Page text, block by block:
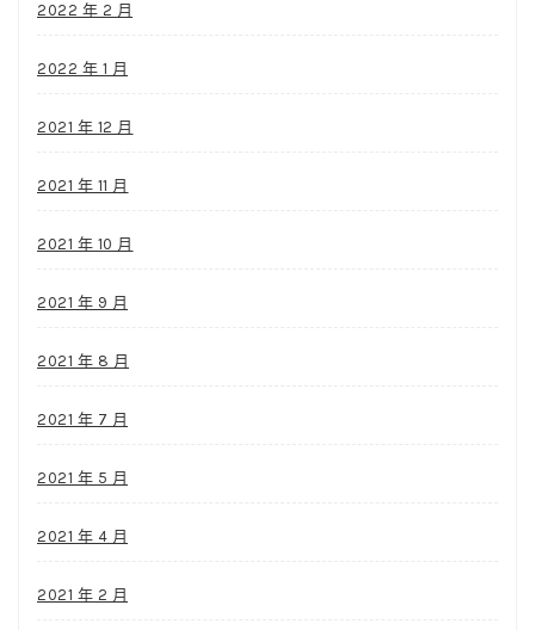
2022 年 2 月
2022 年 1 月
2021 年 12 月
2021 年 11 月
2021 年 10 月
2021 年 9 月
2021 年 8 月
2021 年 7 月
2021 年 5 月
2021 年 4 月
2021 年 2 月